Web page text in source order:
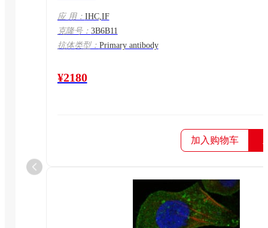
应 用： IHC,IF
克隆号： 3B6B11
抗体类型： Primary antibody
¥2180
加入购物车